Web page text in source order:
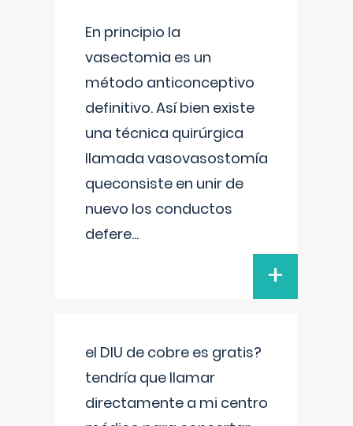
En principio la
vasectomia es un
método anticonceptivo
definitivo. Así bien existe
una técnica quirúrgica
llamada vasovasostomía
queconsiste en unir de
nuevo los conductos
defere...
+
el DIU de cobre es gratis?
tendría que llamar
directamente a mi centro